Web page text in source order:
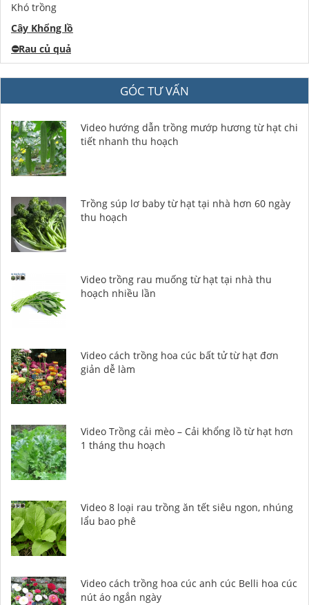
Khó trồng
Cây Khổng lồ
⛔️Rau củ quả
GÓC TƯ VẤN
Video hướng dẫn trồng mướp hương từ hạt chi
tiết nhanh thu hoạch
Trồng súp lơ baby từ hạt tại nhà hơn 60 ngày
thu hoạch
Video trồng rau muống từ hạt tại nhà thu
hoạch nhiều lần
Video cách trồng hoa cúc bất tử từ hạt đơn
giản dễ làm
Video Trồng cải mèo – Cải khổng lồ từ hạt hơn
1 tháng thu hoạch
Video 8 loại rau trồng ăn tết siêu ngon, nhúng
lẩu bao phê
Video cách trồng hoa cúc anh cúc Belli hoa cúc
nút áo ngắn ngày